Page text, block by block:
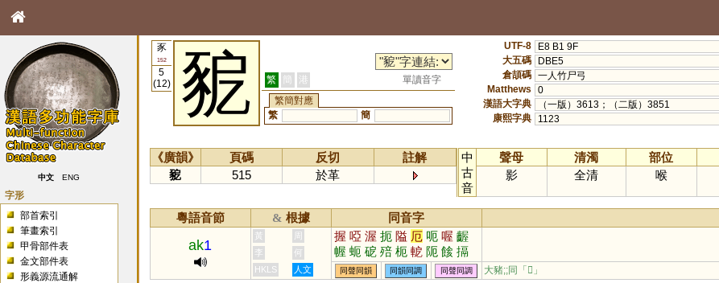
中文 ENG
字形
部首索引
筆畫索引
甲骨部件表
金文部件表
形義源流通解
豕
152
5
(12)
豟 繁 簡 港
單讀音字
繁簡對應
繁
簡
UTF-8
E8 B1 9F
大五碼
DBE5
倉頡碼 一人竹尸弓
Matthews
0
漢語大字典
（一版）3613；（二版）3851
康熙字典
1123
《廣韻》 頁碼 反切
註解
豟
515 於革
中
古
音
聲母 清濁 部位
影
全清 喉
粵語音節 & 根據 同音字
ak1
黃 周 握 啞 渥 扼 隘 厄 呃 喔 齷
幄 蚅 砨 殕 枙 軶 阨 餩 搹
偓 搤 腛
李
何
HKLS
人文 同聲同韻 同韻同調 同聲同調 大豬;;同「 𧱒 」